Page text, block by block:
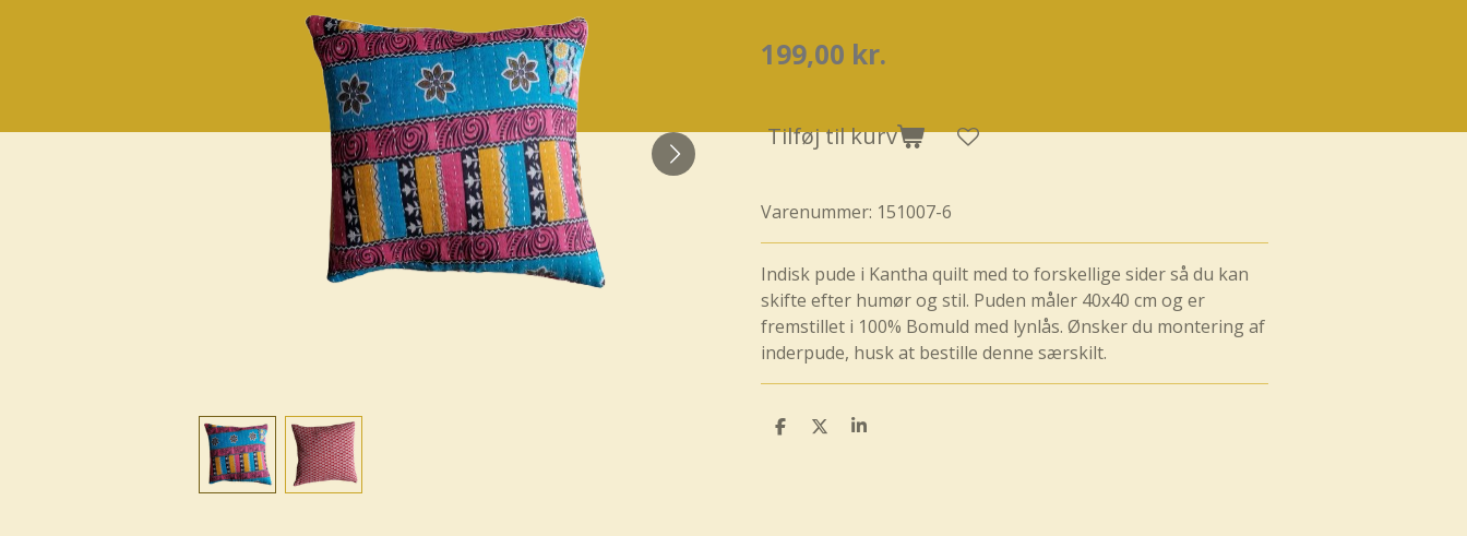
199,00 kr.
Tilføj til kurv
Varenummer: 151007-6
Indisk pude i Kantha quilt med to forskellige sider så du kan
skifte efter humør og stil. Puden måler 40x40 cm og er
fremstillet i 100% Bomuld med lynlås. Ønsker du montering af
inderpude, husk at bestille denne særskilt.
D
D
D